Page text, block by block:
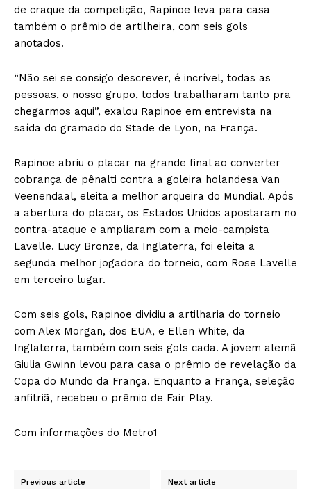
de craque da competição, Rapinoe leva para casa
também o prêmio de artilheira, com seis gols
anotados.
“Não sei se consigo descrever, é incrível, todas as
pessoas, o nosso grupo, todos trabalharam tanto pra
chegarmos aqui”, exalou Rapinoe em entrevista na
saída do gramado do Stade de Lyon, na França.
Rapinoe abriu o placar na grande final ao converter
cobrança de pênalti contra a goleira holandesa Van
Veenendaal, eleita a melhor arqueira do Mundial. Após
a abertura do placar, os Estados Unidos apostaram no
contra-ataque e ampliaram com a meio-campista
Lavelle. Lucy Bronze, da Inglaterra, foi eleita a
segunda melhor jogadora do torneio, com Rose Lavelle
em terceiro lugar.
Com seis gols, Rapinoe dividiu a artilharia do torneio
com Alex Morgan, dos EUA, e Ellen White, da
Inglaterra, também com seis gols cada. A jovem alemã
Giulia Gwinn levou para casa o prêmio de revelação da
Copa do Mundo da França. Enquanto a França, seleção
anfitriã, recebeu o prêmio de Fair Play.
Com informações do Metro1
Previous article Next article